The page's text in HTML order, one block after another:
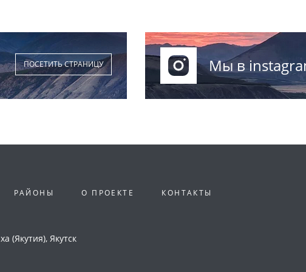
ПОСЕТИТЬ СТРАНИЦУ Мы в
РАЙОНЫ О ПРОЕКТЕ КОНТАКТЫ
(Якутия), Якутск